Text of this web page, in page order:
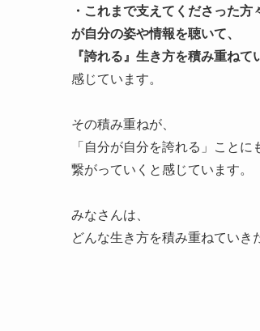
・これまで支えてくださった方
が自分の姿や情報を聴いて、
『誇れる』生き方を積み重ねて
感じています。
その積み重ねが、
「自分が自分を誇れる」ことに
繋がっていくと感じています。
みなさんは、
どんな生き方を積み重ねていき